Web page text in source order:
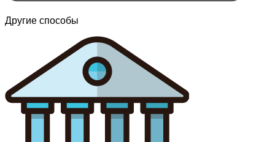
Другие способы